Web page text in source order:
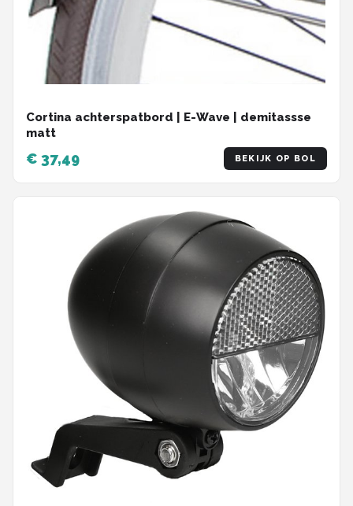
Cortina achterspatbord | E-Wave | demitassse
matt
€ 37,49 BEKIJK OP BOL